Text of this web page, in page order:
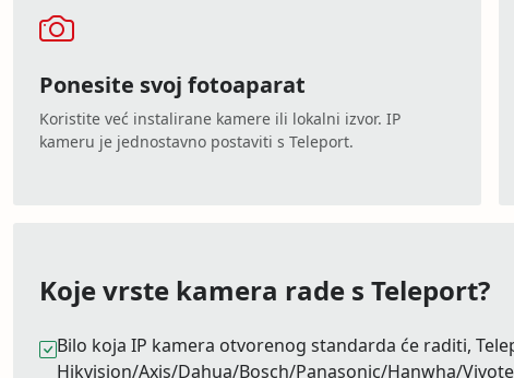
Ponesite svoj fotoaparat
Koristite već instalirane kamere ili lokalni izvor. IP
kameru je jednostavno postaviti s Teleport.
Koje vrste kamera rade s Teleport?
Bilo koja IP kamera otvorenog standarda će raditi,
Hikvision/Axis/Dahua/Bosch/Panasonic/Hanwha/